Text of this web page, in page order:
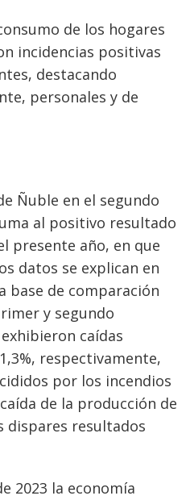
de los hogares
incidencias positivas
destacando
personales y de
Ñuble en el segundo
al positivo resultado
presente año, en que
datos se explican en
base de comparación
y segundo
caídas
respectivamente,
por los incendios
de la producción de
dispares resultados
2023 la economía